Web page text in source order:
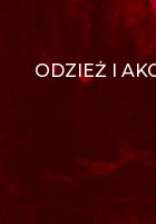
ODZIEŻ I